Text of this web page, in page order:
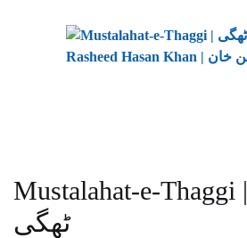
Mustalahat-e-Thaggi | مُصطلحاتِ
ٹھگی